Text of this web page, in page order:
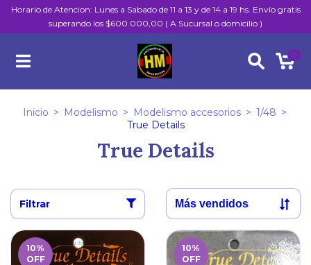
Horario de Atencion: Lunes a Sabado de 11 a 13 y de 14 a 19 hs. Envío gratis
superando los $600.000,00 ( A Sucursal o domicilio )
0
Inicio > Modelismo > Modelismo accesorios > 1/48 >
True Details
True Details
Filtrar
10%
OFF
10%
OFF